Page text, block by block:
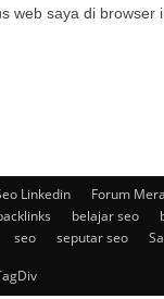
web saya di browser
Linkedin Forum
belajar seo
seo seputar seo